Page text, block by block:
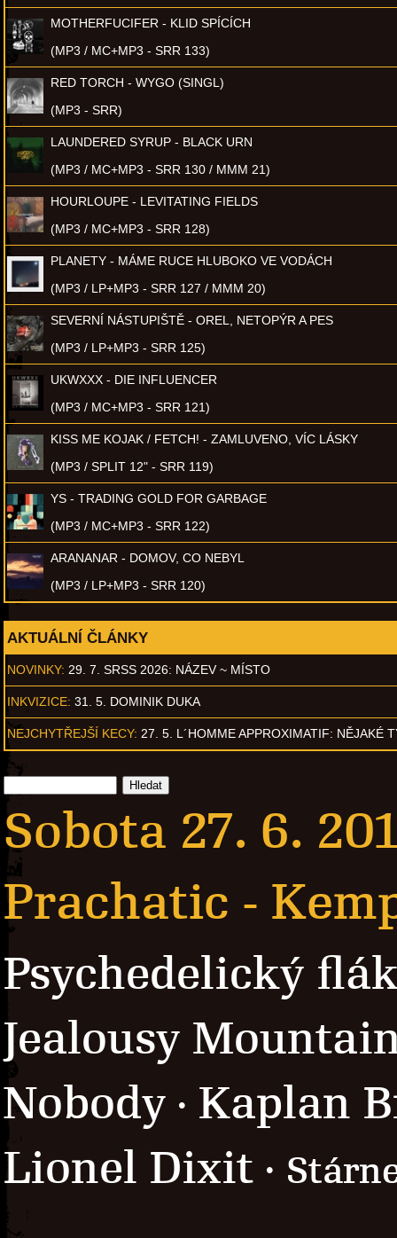
MOTHERFUCIFER - KLID SPÍCÍCH
(MP3 / MC+MP3 - SRR 133)
RED TORCH - WYGO (SINGL)
(MP3 - SRR)
LAUNDERED SYRUP - BLACK URN
(MP3 / MC+MP3 - SRR 130 / MMM 21)
HOURLOUPE - LEVITATING FIELDS
(MP3 / MC+MP3 - SRR 128)
PLANETY - MÁME RUCE HLUBOKO VE VODÁCH
(MP3 / LP+MP3 - SRR 127 / MMM 20)
SEVERNÍ NÁSTUPIŠTĚ - OREL, NETOPÝR A PES
(MP3 / LP+MP3 - SRR 125)
UKWXXX - DIE INFLUENCER
(MP3 / MC+MP3 - SRR 121)
KISS ME KOJAK / FETCH! - ZAMLUVENO, VÍC LÁSKY
(MP3 / SPLIT 12" - SRR 119)
YS - TRADING GOLD FOR GARBAGE
(MP3 / MC+MP3 - SRR 122)
ARANANAR - DOMOV, CO NEBYL
(MP3 / LP+MP3 - SRR 120)
AKTUÁLNÍ ČLÁNKY
NOVINKY: 29. 7. SRSS 2026: NÁZEV ~ MÍSTO
INKVIZICE: 31. 5. DOMINIK DUKA
NEJCHYTŘEJŠÍ KECY: 27. 5. L´HOMME APPROXIMATIF: NĚJAKÉ
Sobota 27. 6.
Prachatic -
Psychedelický
Jealousy
Nobody · Kaplan
Lionel Dixit ·